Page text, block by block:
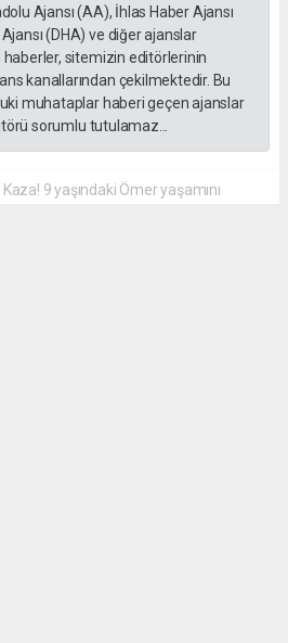
Ajansı (AA), İhlas Haber Ajansı
(DHA) ve diğer ajanslar
sitemizin editörlerinin
kanallarından çekilmektedir. Bu
muhataplar haberi geçen ajanslar
sorumlu tutulamaz...
9 yaşındaki Ömer yaşamını